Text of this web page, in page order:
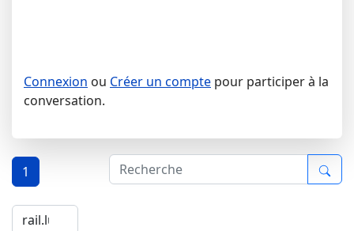
Connexion ou Créer un compte pour participer à la
conversation.
1